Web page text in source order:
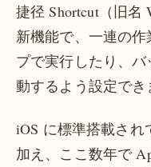
捷径 Shortcut（旧名
新機能で、一連の
プで実行したり、
動するよう設定でき
iOS に標準搭載さ
加え、ここ数年で